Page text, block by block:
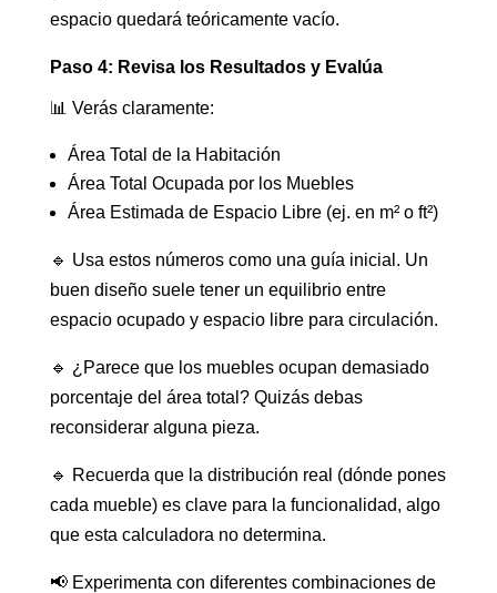
espacio quedará teóricamente vacío.
Paso 4: Revisa los Resultados y Evalúa
📊 Verás claramente:
Área Total de la Habitación
Área Total Ocupada por los Muebles
Área Estimada de Espacio Libre (ej. en m² o ft²)
🔹 Usa estos números como una guía inicial. Un
buen diseño suele tener un equilibrio entre
espacio ocupado y espacio libre para circulación.
🔹 ¿Parece que los muebles ocupan demasiado
porcentaje del área total? Quizás debas
reconsiderar alguna pieza.
🔹 Recuerda que la distribución real (dónde pones
cada mueble) es clave para la funcionalidad, algo
que esta calculadora no determina.
📢 Experimenta con diferentes combinaciones de